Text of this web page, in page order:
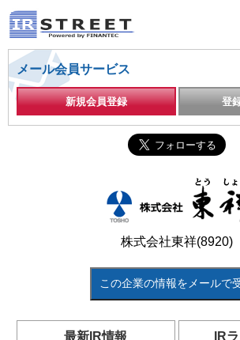
メール会員サービス
新規会員登録 登
株式会社東祥(8920)
この企業の情報をメールで
最新IR情報 IR